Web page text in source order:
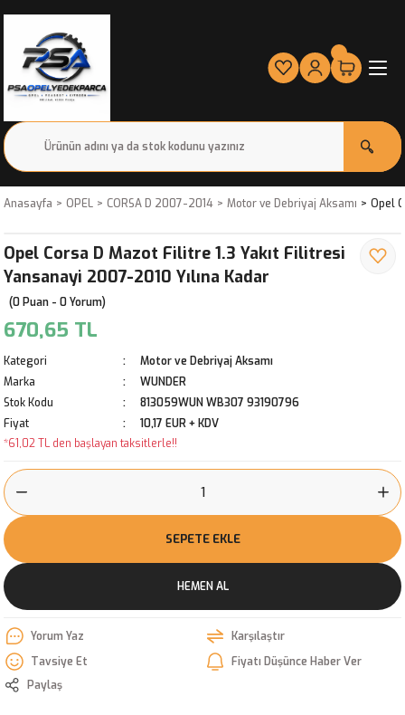
Anasayfa OPEL CORSA D 2007-2014 Motor ve Debriyaj Aksamı Opel
Opel Corsa D Mazot Filitre 1.3 Yakıt Filitresi
Yansanayi 2007-2010 Yılına Kadar
(0 Puan - 0 Yorum)
670,65 TL
Kategori
Motor ve Debriyaj Aksamı
Marka
WUNDER
Stok Kodu
813059WUN WB307 93190796
Fiyat
10,17 EUR + KDV
*61,02 TL den başlayan taksitlerle!!
SEPETE EKLE
HEMEN AL
Yorum Yaz
Karşılaştır
Tavsiye Et
Fiyatı Düşünce Haber Ver
Paylaş